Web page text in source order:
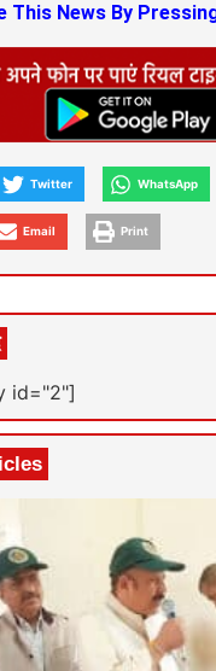
This News By
Twitter WhatsApp
Email Print
id="2"]